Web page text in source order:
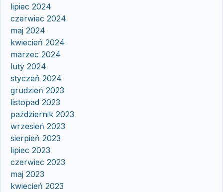
lipiec 2024
czerwiec 2024
maj 2024
kwiecień 2024
marzec 2024
luty 2024
styczeń 2024
grudzień 2023
listopad 2023
październik 2023
wrzesień 2023
sierpień 2023
lipiec 2023
czerwiec 2023
maj 2023
kwiecień 2023